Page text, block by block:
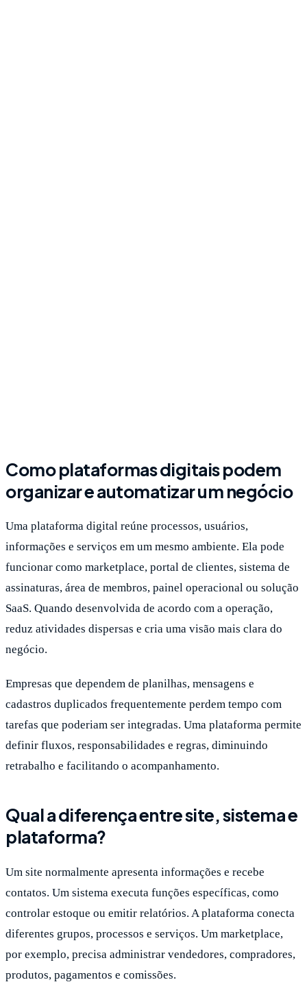
Como plataformas digitais podem
organizar e automatizar um negócio
Uma plataforma digital reúne processos, usuários,
informações e serviços em um mesmo ambiente. Ela pode
funcionar como marketplace, portal de clientes, sistema de
assinaturas, área de membros, painel operacional ou solução
SaaS. Quando desenvolvida de acordo com a operação,
reduz atividades dispersas e cria uma visão mais clara do
negócio.
Empresas que dependem de planilhas, mensagens e
cadastros duplicados frequentemente perdem tempo com
tarefas que poderiam ser integradas. Uma plataforma permite
definir fluxos, responsabilidades e regras, diminuindo
retrabalho e facilitando o acompanhamento.
Qual a diferença entre site, sistema e
plataforma?
Um site normalmente apresenta informações e recebe
contatos. Um sistema executa funções específicas, como
controlar estoque ou emitir relatórios. A plataforma conecta
diferentes grupos, processos e serviços. Um marketplace,
por exemplo, precisa administrar vendedores, compradores,
produtos, pagamentos e comissões.